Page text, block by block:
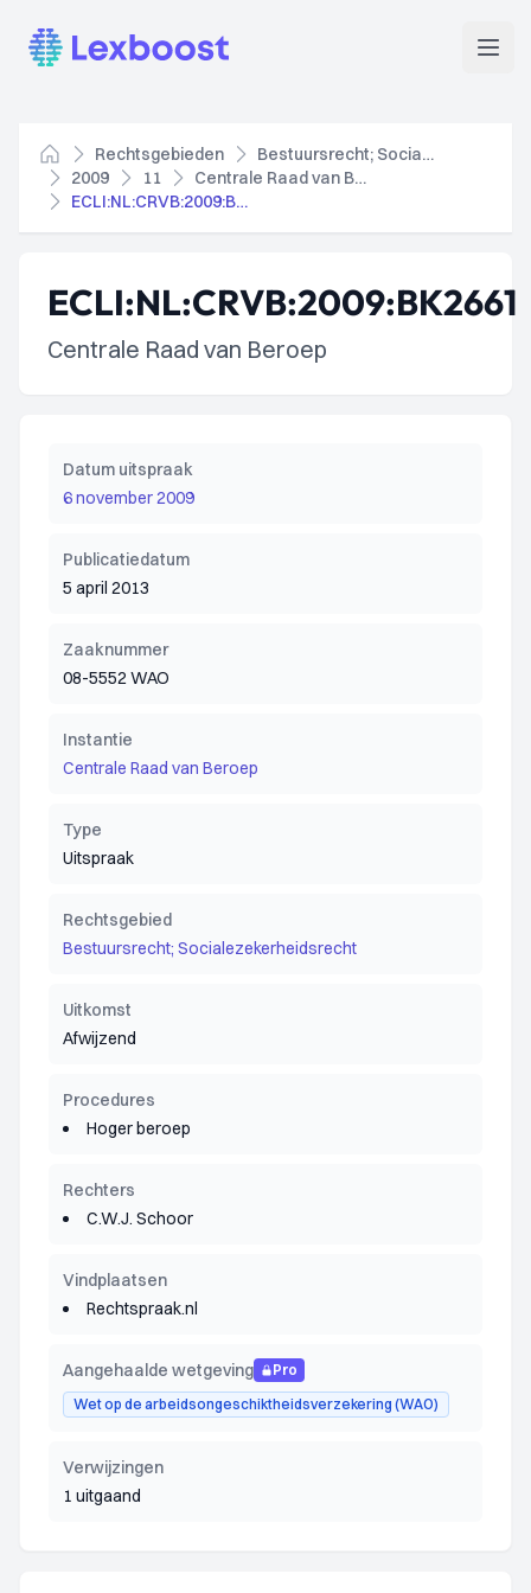
Lexboost
Home
Rechtsgebieden
Bestuursrecht; Socialezekerheidsrecht
2009
11
Centrale Raad van Beroep
ECLI:NL:CRVB:2009:BK2661
ECLI:NL:CRVB:2009:BK2661
Centrale Raad van Beroep
Datum uitspraak
6 november 2009
Publicatiedatum
5 april 2013
Zaaknummer
08-5552 WAO
Instantie
Centrale Raad van Beroep
Type
Uitspraak
Rechtsgebied
Bestuursrecht; Socialezekerheidsrecht
Uitkomst
Afwijzend
Procedures
Hoger beroep
Rechters
C.W.J. Schoor
Vindplaatsen
Rechtspraak.nl
Aangehaalde wetgeving
Pro
Wet op de arbeidsongeschiktheidsverzekering (WAO)
Verwijzingen
1 uitgaand